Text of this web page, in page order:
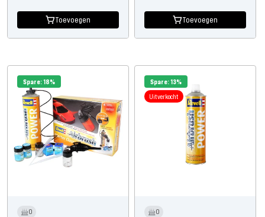
Toevoegen Toevoegen
Spare: 18%
0
Spare: 13%
Uitverkocht
0